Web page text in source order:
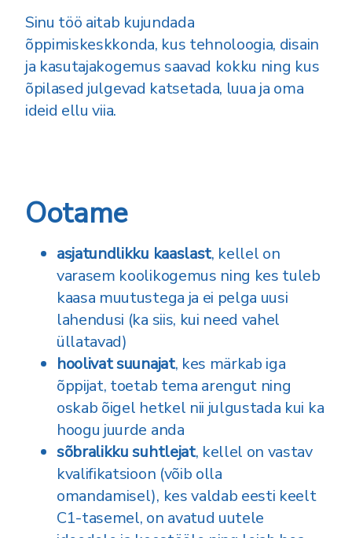
Sinu töö aitab kujundada
õppimiskeskkonda, kus tehnoloogia, disain
ja kasutajakogemus saavad kokku ning kus
õpilased julgevad katsetada, luua ja oma
ideid ellu viia.
Ootame
asjatundlikku kaaslast, kellel on
varasem koolikogemus ning kes tuleb
kaasa muutustega ja ei pelga uusi
lahendusi (ka siis, kui need vahel
üllatavad)
hoolivat suunajat, kes märkab iga
õppijat, toetab tema arengut ning
oskab õigel hetkel nii julgustada kui ka
hoogu juurde anda
sõbralikku suhtlejat, kellel on vastav
kvalifikatsioon (võib olla
omandamisel), kes valdab eesti keelt
C1-tasemel, on avatud uutele